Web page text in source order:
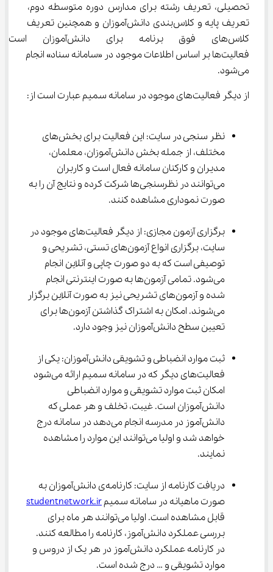
تحصیلی، تعریف رشته برای مدارس دوره متوسطه دوم،
تعریف پایه و کلاس‌بندی دانش‌آموزان و همچنین تعریف
کلاس‌های فوق برنامه برای
فعالیت‌ها بر اساس اطلاعات موجود در «سامانه سناد» انجام
می‌شود.
از دیگر فعالیت‌های موجود در سامانه سمیم عبارت است از:
نظر سنجی در سایت: این فعالیت برای بخش‌های
مختلف، از جمله بخش دانش‌آموزان، معلمان،
مدیران و کارکنان سامانه فعال است و کاربران
می‌توانند در نظرسنجی‌ها شرکت کرده و نتایج آن را به
صورت نموداری مشاهده کنند.
برگزاری آزمون مجازی: از دیگر فعالیت‌های موجود در
سایت، برگزاری انواع آزمون‌های تستی، تشریحی و
توصیفی است که به دو صورت چاپی و آنلاین انجام
می‌شود. تمامی آزمون‌ها به صورت اینترنتی انجام
شده و آزمون‌های تشریحی نیز به صورت آنلاین برگزار
می‌شوند. امکان به اشتراک گذاشتن آزمون‌ها برای
تعیین سطح دانش‌آموزان نیز وجود دارد.
ثبت موارد انضباطی و تشویقی دانش‌آموزان: یکی از
فعالیت‌های دیگر که در سامانه سمیم ارائه می‌شود
امکان ثبت موارد تشویقی و موارد انضباطی
دانش‌آموزان است. غیبت، تخلف و هر عملی که
دانش‌آموز در مدرسه انجام می‌دهد در سامانه درج
خواهد شد و اولیا می‌توانند این موارد را مشاهده
نمایند.
دریافت کارنامه از سایت: کارنامه‌ی دانش‌آموزان به
صورت ماهیانه در سامانه سمیم studentnetwork.ir
قابل مشاهده است. اولیا می‌توانند هر ماه برای
بررسی عملکرد دانش‌آموز، کارنامه را مطالعه کنند.
در کارنامه عملکرد دانش‌آموز در هر یک از دروس و
موارد تشویقی و … درج شده است.